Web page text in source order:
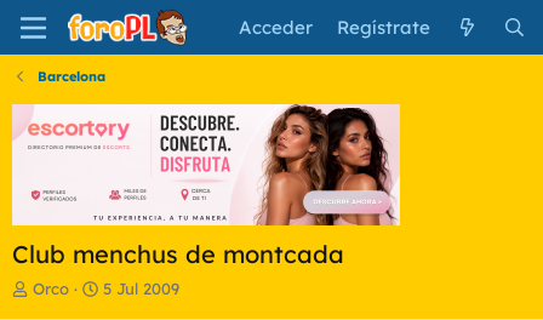
Acceder Regístrate
Barcelona
Club menchus de montcada
I
Orco
F
5 Jul 2009